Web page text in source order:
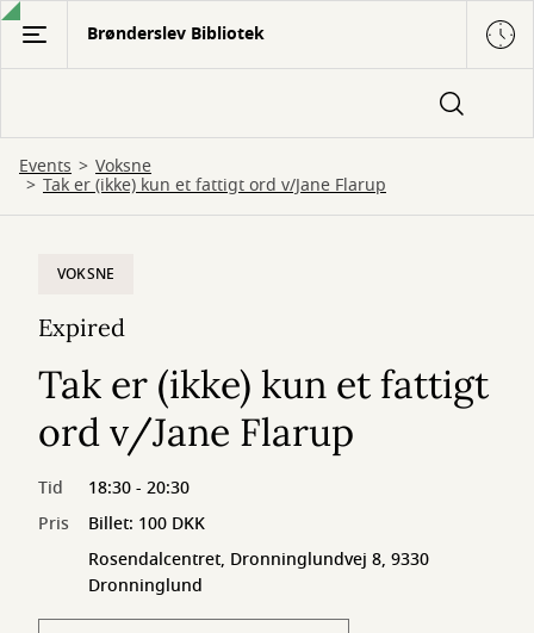
Gå
hovedindhold
Brønderslev Bibliotek
Events Voksne
Tak er (ikke) kun et fattigt ord v/Jane Flarup
VOKSNE
Expired
Tak er (ikke) kun et fattigt
ord v/Jane Flarup
Tid
18:30 - 20:30
Pris
Billet: 100 DKK
Rosendalcentret, Dronninglundvej 8, 9330
Dronninglund